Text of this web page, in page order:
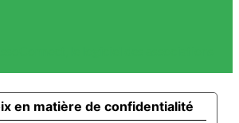
en matière de confidentialité